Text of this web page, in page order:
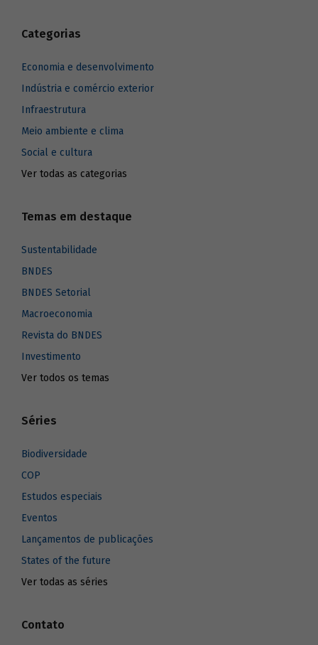
Categorias
Economia e desenvolvimento
Indústria e comércio exterior
Infraestrutura
Meio ambiente e clima
Social e cultura
Ver todas as categorias
Temas em destaque
Sustentabilidade
BNDES
BNDES Setorial
Macroeconomia
Revista do BNDES
Investimento
Ver todos os temas
Séries
Biodiversidade
COP
Estudos especiais
Eventos
Lançamentos de publicações
States of the future
Ver todas as séries
Contato